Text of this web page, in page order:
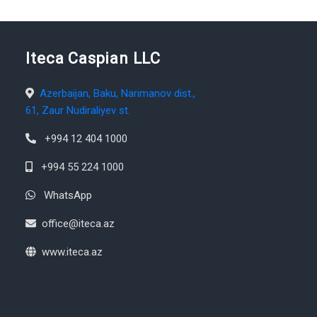
Iteca Caspian LLC
Azerbaijan, Baku, Narimanov dist.,
61, Zaur Nudiraliyev st.
+994 12 404 1000
+994 55 224 1000
WhatsApp
office@iteca.az
www.iteca.az